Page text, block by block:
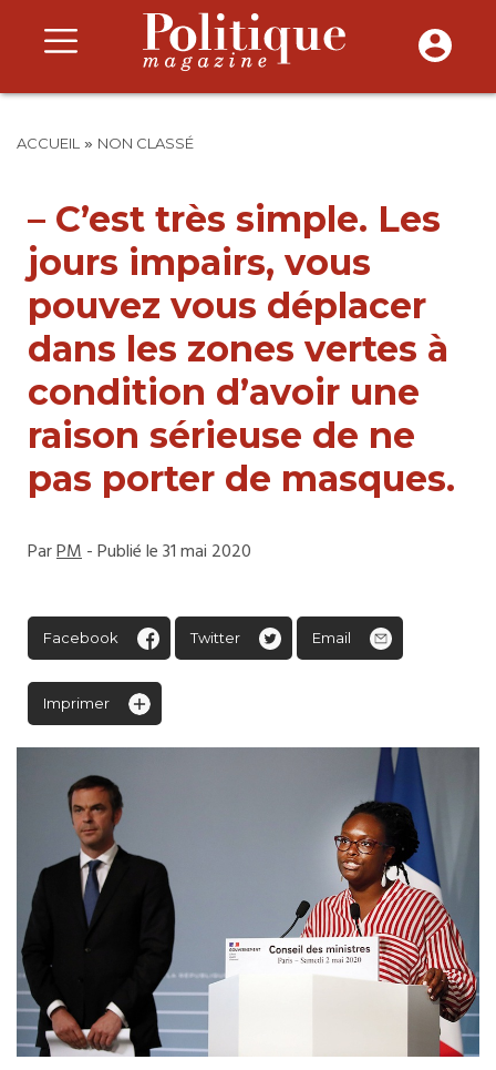
ACCUEIL » NON CLASSÉ
– C’est très simple. Les
jours impairs, vous
pouvez vous déplacer
dans les zones vertes à
condition d’avoir une
raison sérieuse de ne
pas porter de masques.
ParPM- Publié le 31 mai 2020
Facebook Twitter Email
Imprimer